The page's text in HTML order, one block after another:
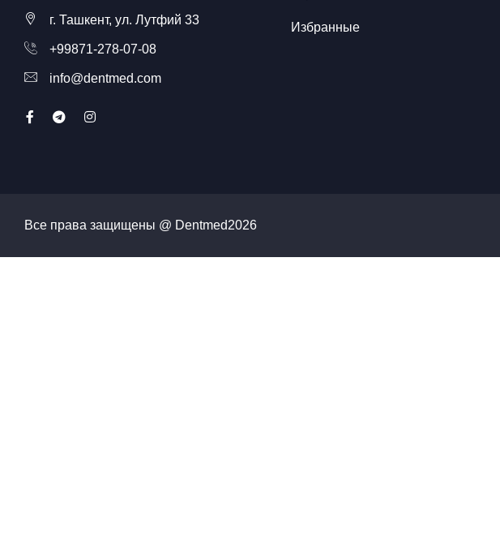
г. Ташкент, ул. Лутфий 33
+99871-278-07-08
info@dentmed.com
Избранные
Все права защищены @ Dentmed2026